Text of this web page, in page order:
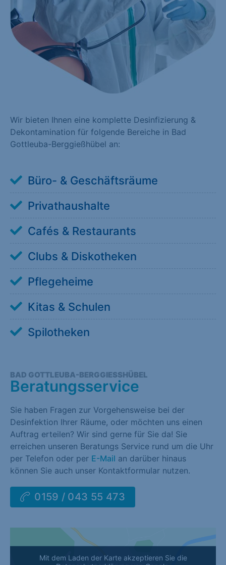
Wir bieten Ihnen eine komplette Desinfizierung &
Dekontamination für folgende Bereiche in Bad
Gottleuba-Berggießhübel an:
Büro- & Geschäftsräume
Privathaushalte
Cafés & Restaurants
Clubs & Diskotheken
Pflegeheime
Kitas & Schulen
Spilotheken
BAD GOTTLEUBA-BERGGIESSHÜBEL
Beratungsservice
Sie haben Fragen zur Vorgehensweise bei der
Desinfektion Ihrer Räume, oder möchten uns einen
Auftrag erteilen? Wir sind gerne für Sie da! Sie
erreichen unseren Beratungs Service rund um die Uhr
per Telefon oder per E-Mail an darüber hinaus
können Sie auch unser Kontaktformular nutzen.
0159 / 043 55 473
Mit dem Laden der Karte akzeptieren Sie die